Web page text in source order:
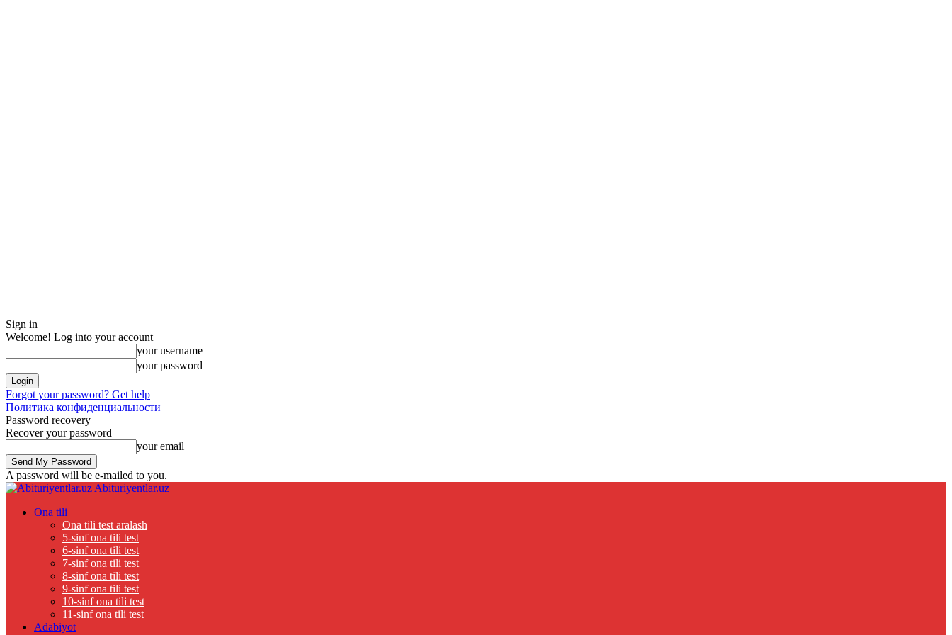
Sign in
Welcome! Log into your account
your username
your password
Forgot your password? Get help
Политика конфиденциальности
Password recovery
Recover your password
your email
A password will be e-mailed to you.
Abituriyentlar.uz
Ona tili
Ona tili test aralash
5-sinf ona tili test
6-sinf ona tili test
7-sinf ona tili test
8-sinf ona tili test
9-sinf ona tili test
10-sinf ona tili test
11-sinf ona tili test
Adabiyot